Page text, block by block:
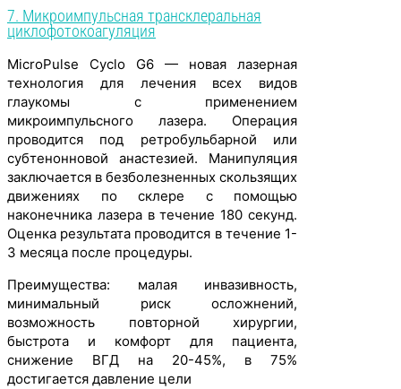
7. Микроимпульсная трансклеральная
циклофотокоагуляция
MicroPulse Cyclo G6 — новая лазерная
технология для лечения всех видов
глаукомы с применением
микроимпульсного лазера. Операция
проводится под ретробульбарной или
субтенонновой анастезией. Манипуляция
заключается в безболезненных скользящих
движениях по склере с помощью
наконечника лазера в течение 180 секунд.
Оценка результата проводится в течение 1-
3 месяца после процедуры.
Преимущества: малая инвазивность,
минимальный риск осложнений,
возможность повторной хирургии,
быстрота и комфорт для пациента,
снижение ВГД на 20-45%, в 75%
достигается давление цели